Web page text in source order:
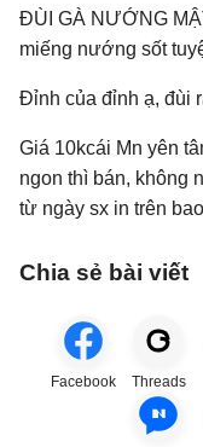
ĐÙI GÀ NƯỚNG
miếng nướng sốt
Đỉnh của đỉnh ạ, đùi
Giá 10kcái Mn yên
ngon thì bán, không
từ ngày sx in trên
Chia sẻ bài viết
Facebook Threads